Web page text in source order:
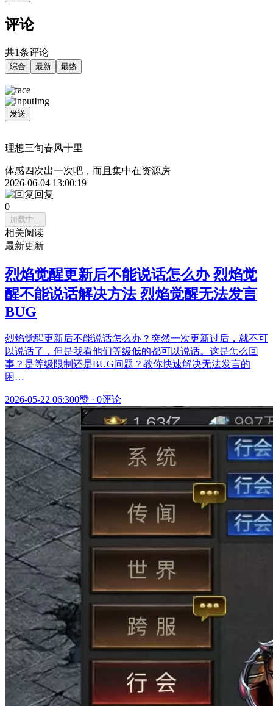
评论
共1条评论
综合 最新 最热
发送
理想三旬春风十里
体感四次出一次吧，而且集中在资源房
2026-06-04 13:00:19
回复
0
加载中...
相关阅读
最新更新
烈焰觉醒更新后不能说话怎么办 烈焰觉
醒不能说话解决方法 烈焰觉醒无法发言
BUG
烈焰觉醒更新后不能说话怎么办？突然一次更新过后，就不可
以说话了，但是我看他们等级低的都可以说话。这是怎么回
事？是等级限制还是BUG问题？教你快速解决无法发言的
困…
2026-05-22 06:300赞 · 0评论